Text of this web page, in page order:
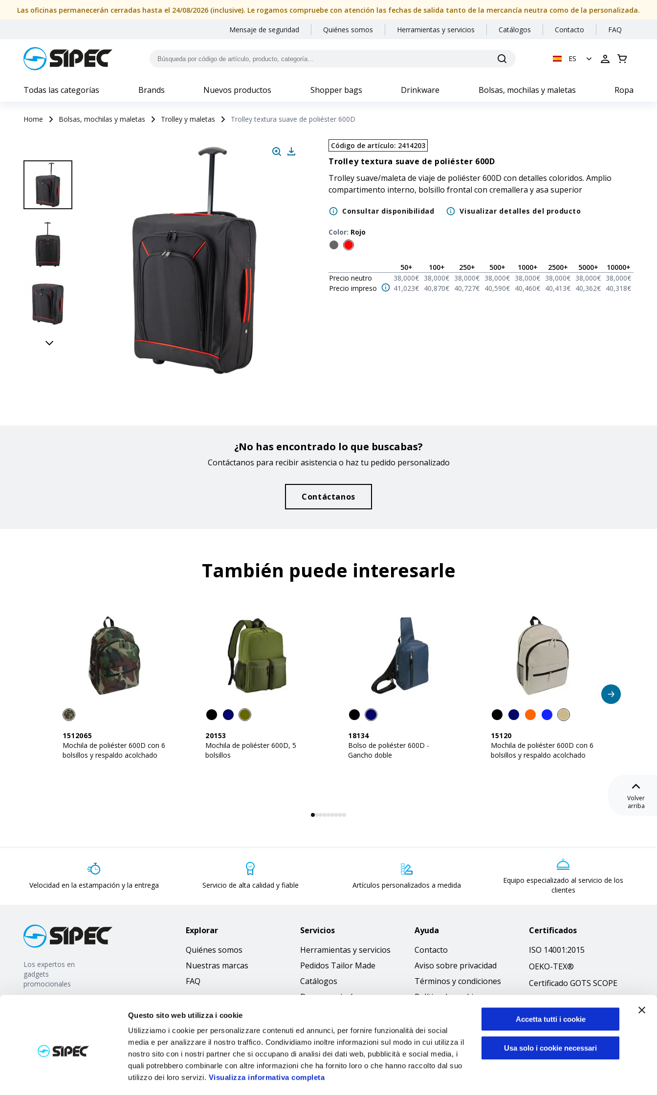
Questo sito web utilizza i cookie
Utilizziamo i cookie per personalizzare contenuti ed annunci, per fornire funzionalità dei social
media e per analizzare il nostro traffico. Condividiamo inoltre informazioni sul modo in cui utilizza il
nostro sito con i nostri partner che si occupano di analisi dei dati web, pubblicità e social media, i
quali potrebbero combinarle con altre informazioni che ha fornito loro o che hanno raccolto dal suo
utilizzo dei loro servizi. Visualizza informativa completa
Accetta tutti i cookie
Usa solo i cookie necessari
Las oficinas permanecerán cerradas hasta el 24/08/2026 (inclusive). Le rogamos compruebe con atención las fechas de salida tanto de la mercancía neutra como de la personalizada.
Mensaje de seguridad Quiénes somos Herramientas y servicios Catálogos Contacto FAQ
ES
Todas las categorías Brands Nuevos productos Shopper bags Drinkware Bolsas, mochilas y maletas Ropa
Home Bolsas, mochilas y maletas Trolley y maletas Trolley textura suave de poliéster 600D
Código de artículo: 2414203
Trolley textura suave de poliéster 600D
Trolley suave/maleta de viaje de poliéster 600D con detalles coloridos. Amplio
compartimento interno, bolsillo frontal con cremallera y asa superior
Consultar disponibilidad Visualizar detalles del producto
Color: Rojo
50+ 100+ 250+ 500+ 1000+ 2500+ 5000+ 10000+
Precio neutro
38,000€ 38,000€ 38,000€ 38,000€ 38,000€ 38,000€ 38,000€ 38,000€
Precio impreso
41,023€ 40,870€ 40,727€ 40,590€ 40,460€ 40,413€ 40,362€ 40,318€
¿No has encontrado lo que buscabas?
Contáctanos para recibir asistencia o haz tu pedido personalizado
Contáctanos
También puede interesarle
1512065
Mochila de poliéster 600D con 6
bolsillos y respaldo acolchado
20153
Mochila de poliéster 600D, 5
bolsillos
18134
Bolso de poliéster 600D -
Gancho doble
15120
Mochila de poliéster 600D con 6
bolsillos y respaldo acolchado
Volver
arriba
Velocidad en la estampación y la entrega Servicio de alta calidad y fiable Artículos personalizados a medida
Equipo especializado al servicio de los
clientes
Los expertos en
gadgets
promocionales
Explorar
Quiénes somos
Nuestras marcas
FAQ
Servicios
Herramientas y servicios
Pedidos Tailor Made
Catálogos
Descargar imágenes
Ayuda
Contacto
Aviso sobre privacidad
Términos y condiciones
Política de cookies
Código ético
Certificados
ISO 14001:2015
OEKO-TEX®
Certificado GOTS SCOPE
Política medioambiental
Seguridad de los
productos